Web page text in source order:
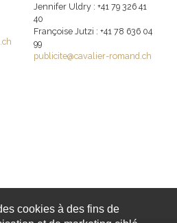
Jennifer Uldry : +41 79 326 41
40
Françoise Jutzi : +41 78 636 04
99
publicite@cavalier-romand.ch
cookies à des fins de